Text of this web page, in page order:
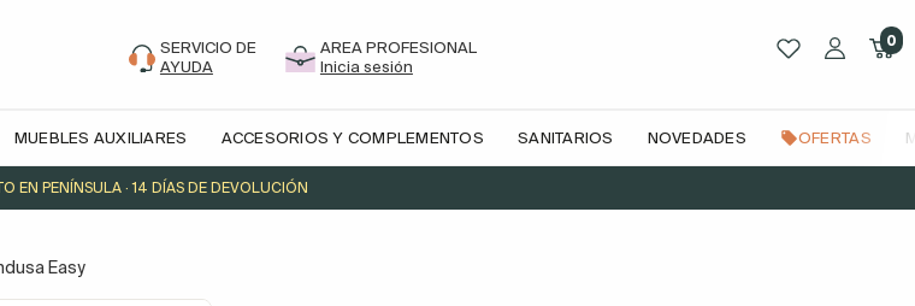
SERVICIO DE
AYUDA
AREA PROFESIONAL
Inicia sesión
0
MUEBLES AUXILIARES ACCESORIOS Y COMPLEMENTOS SANITARIOS NOVEDADES OFERTAS
EN PENÍNSULA · 14 DÍAS DE DEVOLUCIÓN
Easy